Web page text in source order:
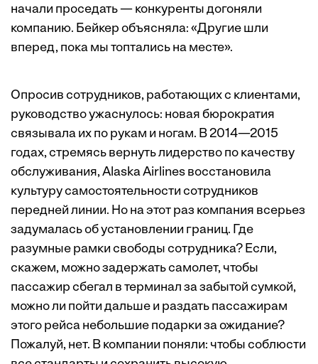
начали проседать — конкуренты догоняли
компанию. Бейкер объясняла: «Другие шли
вперед, пока мы топтались на месте».
Опросив сотрудников, работающих с клиентами,
руководство ужаснулось: новая бюрократия
связывала их по рукам и ногам. В 2014—2015
годах, стремясь вернуть лидерство по качеству
обслуживания, Alaska Airlines восстановила
культуру самостоятельности сотрудников
передней линии. Но на этот раз компания всерьез
задумалась об установлении границ. Где
разумные рамки свободы сотрудника? Если,
скажем, можно задержать самолет, чтобы
пассажир сбегал в терминал за забытой сумкой,
можно ли пойти дальше и раздать пассажирам
этого рейса небольшие подарки за ожидание?
Пожалуй, нет. В компании поняли: чтобы соблюсти